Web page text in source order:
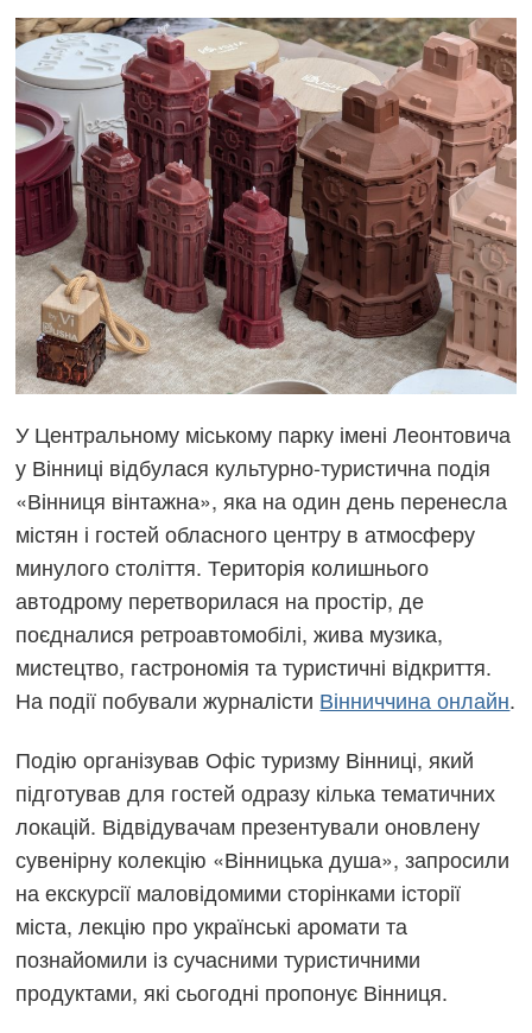
У Центральному міському парку імені Леонтовича
у Вінниці відбулася культурно-туристична подія
«Вінниця вінтажна», яка на один день перенесла
містян і гостей обласного центру в атмосферу
минулого століття. Територія колишнього
автодрому перетворилася на простір, де
поєдналися ретроавтомобілі, жива музика,
мистецтво, гастрономія та туристичні відкриття.
На події побували журналісти Вінниччина онлайн.
Подію організував Офіс туризму Вінниці, який
підготував для гостей одразу кілька тематичних
локацій. Відвідувачам презентували оновлену
сувенірну колекцію «Вінницька душа», запросили
на екскурсії маловідомими сторінками історії
міста, лекцію про українські аромати та
познайомили із сучасними туристичними
продуктами, які сьогодні пропонує Вінниця.